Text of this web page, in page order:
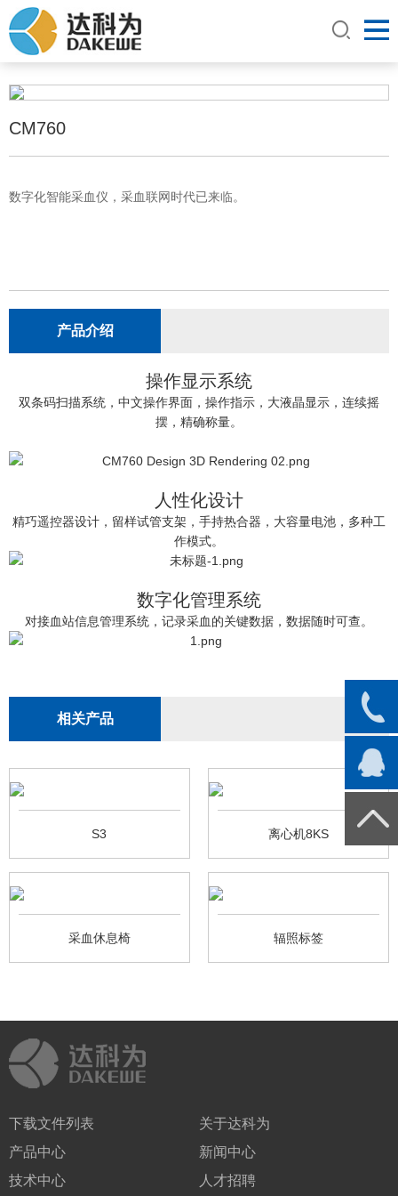
CM760
数字化智能采血仪，采血联网时代已来临。
产品介绍
操作显示系统
双条码扫描系统，中文操作界面，操作指示，大液晶显示，连续摇
摆，精确称量。
人性化设计
精巧遥控器设计，留样试管支架，手持热合器，大容量电池，多种工
作模式。
数字化管理系统
对接血站信息管理系统，记录采血的关键数据，数据随时可查。
相关产品
S3 离心机8KS
采血休息椅 辐照标签
下载文件列表
关于达科为
产品中心
新闻中心
技术中心
人才招聘